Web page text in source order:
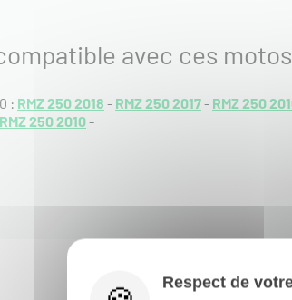
avec ces motos
: RMZ 250 2018 - RMZ 250 2017- RMZ 250
RMZ 250 2010-
Respect de